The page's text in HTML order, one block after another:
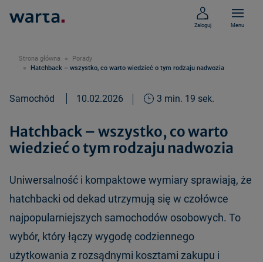
Zaloguj Menu
Strona główna
Porady
Hatchback – wszystko, co warto wiedzieć o tym rodzaju nadwozia
Samochód 10.02.2026 3 min. 19 sek.
Hatchback – wszystko, co warto
wiedzieć o tym rodzaju nadwozia
Uniwersalność i kompaktowe wymiary sprawiają, że
hatchbacki od dekad utrzymują się w czołówce
najpopularniejszych samochodów osobowych. To
wybór, który łączy wygodę codziennego
użytkowania z rozsądnymi kosztami zakupu i